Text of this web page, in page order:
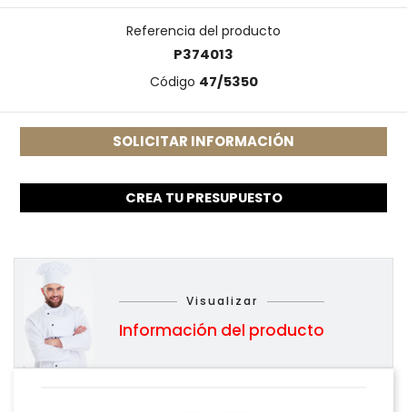
Referencia del producto
P374013
Código 47/5350
SOLICITAR INFORMACIÓN
CREA TU PRESUPUESTO
Visualizar
Información del producto